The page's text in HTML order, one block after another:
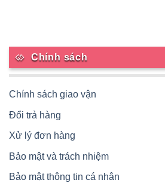
Chính sách
Chính sách giao vận
Đổi trả hàng
Xử lý đơn hàng
Bảo mật và trách nhiệm
Bảo mật thông tin cá nhân